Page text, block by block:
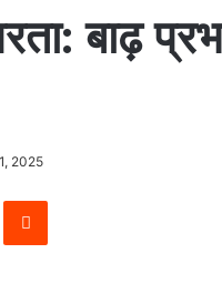
बाढ़
2025
Reddit